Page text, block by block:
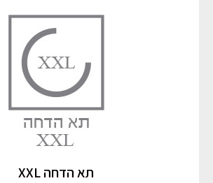
תא הדחה XXL